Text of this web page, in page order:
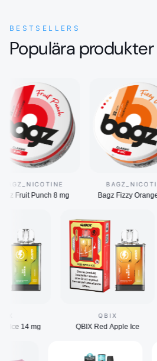
BESTSELLERS
Populära produkter
Punch 8 mg
BAGZ_NICOTINE
Bagz Fizzy Orange 8 mg
Mango Ice 14 mg QBIX Red Apple Ice